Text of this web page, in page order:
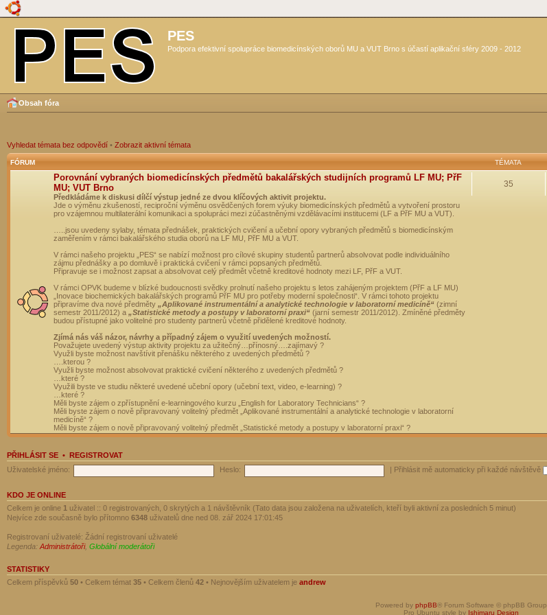
PES
Podpora efektivní spolupráce biomedicínských oborů MU a VUT Brno s účastí aplikační sféry 2009 - 2012
Obsah fóra
Vyhledat témata bez odpovědí • Zobrazit aktivní témata
FÓRUM TÉMATA
Porovnání vybraných biomedicínských předmětů bakalářských studijních programů LF MU; PřF
MU; VUT Brno
Předkládáme k diskusi dílčí výstup jedné ze dvou klíčových aktivit projektu.
Jde o výměnu zkušeností, reciproční výměnu osvědčených forem výuky biomedicínských předmětů a vytvoření prostoru
pro vzájemnou multilaterální komunikaci a spolupráci mezi zúčastněnými vzdělávacími institucemi (LF a PřF MU a VUT).
…..jsou uvedeny sylaby, témata přednášek, praktických cvičení a učební opory vybraných předmětů s biomedicínským
zaměřením v rámci bakalářského studia oborů na LF MU, PřF MU a VUT.
V rámci našeho projektu „PES“ se nabízí možnost pro cílové skupiny studentů partnerů absolvovat podle individuálního
zájmu přednášky a po domluvě i praktická cvičení v rámci popsaných předmětů.
Připravuje se i možnost zapsat a absolvovat celý předmět včetně kreditové hodnoty mezi LF, PřF a VUT.
V rámci OPVK budeme v blízké budoucnosti svědky prolnutí našeho projektu s letos zahájeným projektem (PřF a LF MU)
„Inovace biochemických bakalářských programů PřF MU pro potřeby moderní společnosti“. V rámci tohoto projektu
připravíme dva nové předměty „Aplikované instrumentální a analytické technologie v laboratorní medicíně“ (zimní
semestr 2011/2012) a „Statistické metody a postupy v laboratorní praxi“ (jarní semestr 2011/2012). Zmíněné předměty
budou přístupné jako volitelné pro studenty partnerů včetně přidělené kreditové hodnoty.
Zjímá nás váš názor, návrhy a případný zájem o využití uvedených možností.
Považujete uvedený výstup aktivity projektu za užitečný…přínosný….zajímavý ?
Využli byste možnost navštívit přenášku některého z uvedených předmětů ?
….kterou ?
Využli byste možnost absolvovat praktické cvičení některého z uvedených předmětů ?
…které ?
Využili byste ve studiu některé uvedené učební opory (učební text, video, e-learning) ?
…které ?
Měli byste zájem o zpřístupnění e-learningového kurzu „English for Laboratory Technicians“ ?
Měli byste zájem o nově připravovaný volitelný předmět „Aplikované instrumentální a analytické technologie v laboratorní
medicíně“ ?
Měli byste zájem o nově připravovaný volitelný předmět „Statistické metody a postupy v laboratorní praxi“ ?
35
PŘIHLÁSIT SE • REGISTROVAT
Uživatelské jméno:
Heslo: Přihlásit mě automaticky při každé návštěvě
KDO JE ONLINE
Celkem je online 1 uživatel :: 0 registrovaných, 0 skrytých a 1 návštěvník (Tato data jsou založena na uživatelích, kteří byli aktivní za posledních 5 minut)
Nejvíce zde současně bylo přítomno 6348 uživatelů dne ned 08. zář 2024 17:01:45
Registrovaní uživatelé: Žádní registrovaní uživatelé
Legenda: Administrátoři, Globální moderátoři
STATISTIKY
Celkem příspěvků 50 • Celkem témat 35 • Celkem členů 42 • Nejnovějším uživatelem je andrew
Powered by phpBB® Forum Software © phpBB Group
Pro Ubuntu style by Ishimaru Design